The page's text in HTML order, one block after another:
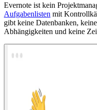
Evernote ist kein
Aufgabenlisten mit
gibt keine Datenbanken,
Abhängigkeiten und keine